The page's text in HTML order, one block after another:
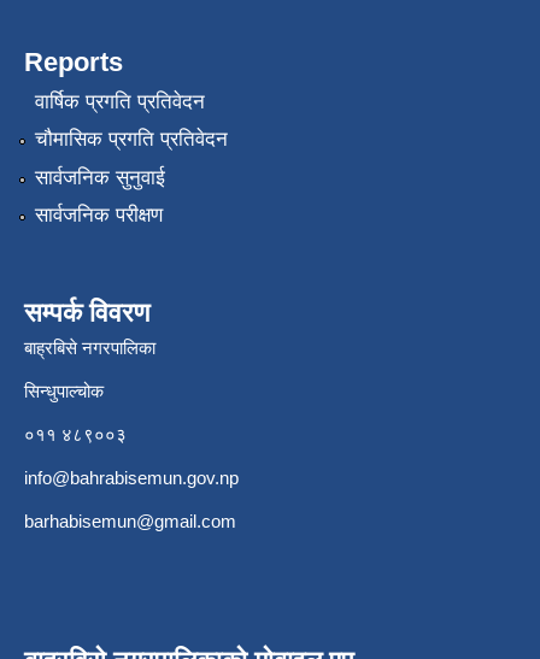
Reports
वार्षिक प्रगति प्रतिवेदन
चौमासिक प्रगति प्रतिवेदन
सार्वजनिक सुनुवाई
सार्वजनिक परीक्षण
सम्पर्क विवरण
बाह्रबिसे नगरपालिका
सिन्धुपाल्चोक
०११ ४८९००३
info@bahrabisemun.gov.np
barhabisemun@gmail.com